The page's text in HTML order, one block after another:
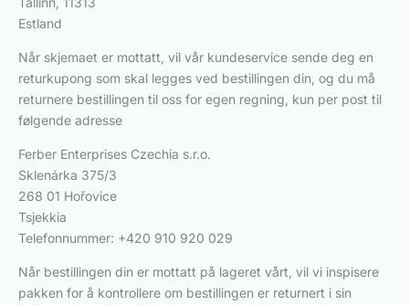
Estland
Når skjemaet er mottatt, vil vår kundeservice sende deg en
returkupong som skal legges ved bestillingen din, og du må
returnere bestillingen til oss for egen regning, kun per post til
følgende adresse
Ferber Enterprises Czechia s.r.o.
Sklenárka 375/3
268 01 Hořovice
Tsjekkia
Telefonnummer: +420 910 920 029
Når bestillingen din er mottatt på lageret vårt, vil vi inspisere
pakken for å kontrollere om bestillingen er returnert i sin